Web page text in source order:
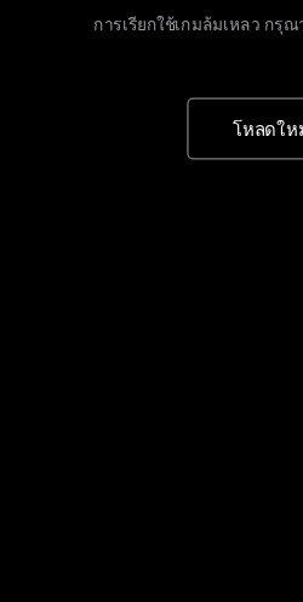
การเรียกใช้เกมล้มเหลว กรุ
โหลดให